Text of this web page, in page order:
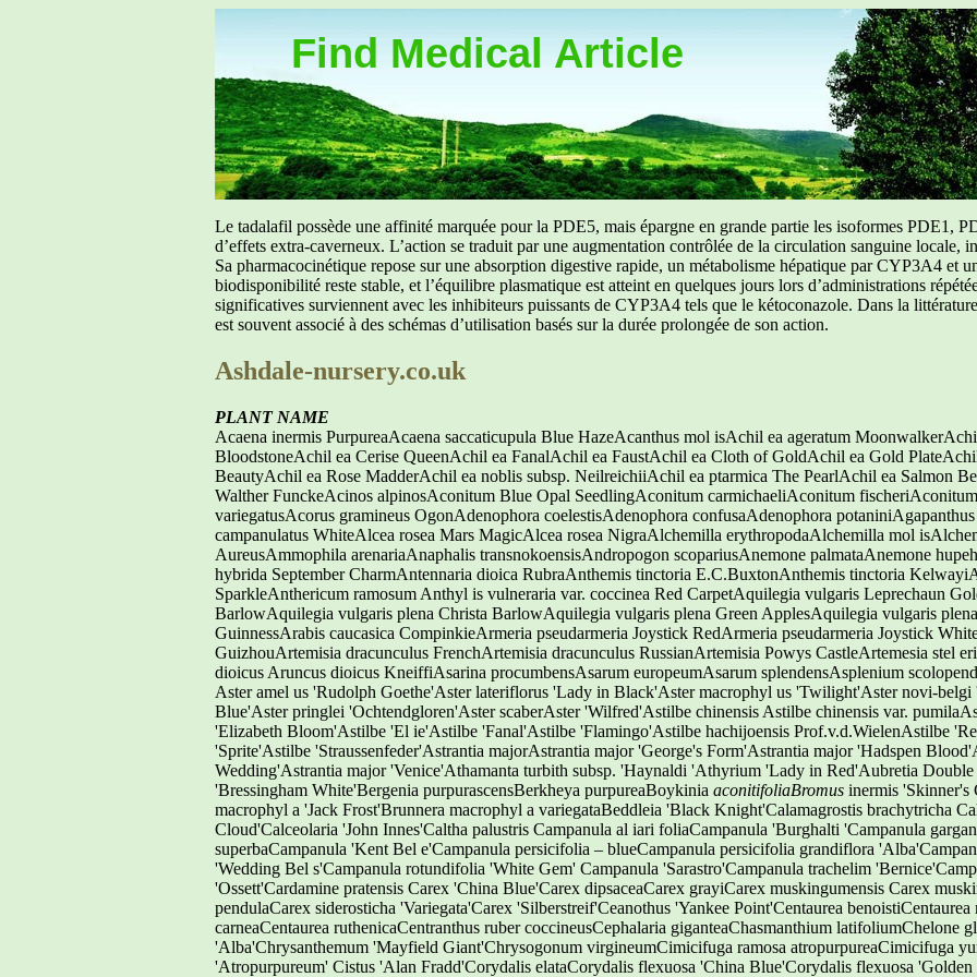
Find Medical Article
Le tadalafil possède une affinité marquée pour la PDE5, mais épargne en grande partie les isoformes PDE1,
d’effets extra-caverneux. L’action se traduit par une augmentation contrôlée de la circulation sanguine locale,
Sa pharmacocinétique repose sur une absorption digestive rapide, un métabolisme hépatique par CYP3A4 et
biodisponibilité reste stable, et l’équilibre plasmatique est atteint en quelques jours lors d’administrations
significatives surviennent avec les inhibiteurs puissants de CYP3A4 tels que le kétoconazole. Dans la
est souvent associé à des schémas d’utilisation basés sur la durée prolongée de son action.
Ashdale-nursery.co.uk
PLANT NAME
Acaena inermis PurpureaAcaena saccaticupula Blue HazeAcanthus mol isAchil ea ageratum
BloodstoneAchil ea Cerise QueenAchil ea FanalAchil ea FaustAchil ea Cloth of GoldAchil ea Gold
BeautyAchil ea Rose MadderAchil ea noblis subsp. NeilreichiiAchil ea ptarmica The PearlAchil ea Salmon
Walther FunckeAcinos alpinosAconitum Blue Opal SeedlingAconitum carmichaeliAconitum
variegatusAcorus gramineus OgonAdenophora coelestisAdenophora confusaAdenophora
campanulatus WhiteAlcea rosea Mars MagicAlcea rosea NigraAlchemilla erythropodaAlchemilla mol
AureusAmmophila arenariaAnaphalis transnokoensisAndropogon scopariusAnemone palmataAnemone
hybrida September CharmAntennaria dioica RubraAnthemis tinctoria E.C.BuxtonAnthemis tinctoria
SparkleAnthericum ramosum Anthyl is vulneraria var. coccinea Red CarpetAquilegia vulgaris Leprechaun
BarlowAquilegia vulgaris plena Christa BarlowAquilegia vulgaris plena Green ApplesAquilegia vulgaris
GuinnessArabis caucasica CompinkieArmeria pseudarmeria Joystick RedArmeria pseudarmeria Joystick
GuizhouArtemisia dracunculus FrenchArtemisia dracunculus RussianArtemisia Powys CastleArtemesia stel
dioicus Aruncus dioicus KneiffiAsarina procumbensAsarum europeumAsarum splendensAsplenium
Aster amel us 'Rudolph Goethe'Aster lateriflorus 'Lady in Black'Aster macrophyl us 'Twilight'Aster novi-
Blue'Aster pringlei 'Ochtendgloren'Aster scaberAster 'Wilfred'Astilbe chinensis Astilbe chinensis var.
'Elizabeth Bloom'Astilbe 'El ie'Astilbe 'Fanal'Astilbe 'Flamingo'Astilbe hachijoensis Prof.v.d.WielenAstilbe
'Sprite'Astilbe 'Straussenfeder'Astrantia majorAstrantia major 'George's Form'Astrantia major 'Hadspen
Wedding'Astrantia major 'Venice'Athamanta turbith subsp. 'Haynaldi 'Athyrium 'Lady in Red'Aubretia Double
'Bressingham White'Bergenia purpurascensBerkheya purpureaBoykinia aconitifoliaBromus inermis 'Skinner's Gold'Brunnera macrophyl aBrunnera macrophyl a 'Jack Frost'Brunnera macrophyl a variegataBeddleia 'Black Knight'Calamagrostis brachytricha Calamintha nepeta 'Blue Cloud'Calceolaria 'John Innes'Caltha palustris Campanula al iari foliaCampanula 'Burghalti 'Campanula garganicaCampanula glomerata superbaCampanula 'Kent Bel e'Campanula persicifolia – blueCampanula persicifolia grandiflora 'Alba'Campanula poscharskyanaCampanula punctata 'Wedding Bel s'Campanula rotundifolia 'White Gem' Campanula 'Sarastro'Campanula trachelim 'Bernice'Campanula x symphyandra 'Ossett'Cardamine pratensis Carex 'China Blue'Carex dipsaceaCarex grayiCarex muskingumensis Carex muskingumensis 'Little Midget'Carex pendulaCarex siderosticha 'Variegata'Carex 'Silberstreif'Ceanothus 'Yankee Point'Centaurea benoistiCentaurea montanaCentaurea montana carneaCentaurea ruthenicaCentranthus ruber coccineusCephalaria giganteaChasmanthium latifoliumChelone glabraChelone obliquaChelone obliqua 'Alba'Chrysanthemum 'Mayfield Giant'Chrysogonum virgineumCimicifuga ramosa atropurpureaCimicifuga yunnanensisCirsium rivulare 'Atropurpureum' Cistus 'Alan Fradd'Corydalis elataCorydalis flexuosa 'China Blue'Corydalis flexuosa 'Golden Panda'Cosmos atrosanguineus 'Chocolate'Crocosmia x crocosmifloraCrocosmia 'Lucifer'Crocosmia 'Zeal Tan'Cryptotaenia japonica 'Atropurpurea'Cymbalaria pal ida 'Albiflora' Cynoglossum nervosumCytisus scoparius 'Andreanus'Cyrtomium fortuneiDahlia 'Happy Flame'Delosperma sutherlandi 'Peach Star'Delphinium 'Black Knight'Delphinium elatum 'Green Twist'Delphinium elatum 'Misty Mauves'Delphinium elatum 'Pagan Purples'Delphinium elatum 'Sweethearts'Delphinium 'Galahad'Delphinium 'Magic Fountains'Delphinium 'Pacific Giants'Delphinium 'Summer Skies'Deschampsia cespitosa 'Pixie Fountain'Dianel a tasmanica 'Tas Red'Dianthus arenarius f. nanus 'Little Maiden'Dianthus deltoides 'Nelli' Dianthus gratianopolitanusDianthus serotinus Dicentra formosaDicentra formosa 'Luxuriant'Dicentra spectabilis Dicentra spectabilis 'Alba'Digitalis ambigua (grandiflora) Digitalis lanata 'Café Crème' Digitalis thapsiDisporopsis fusco-pictaDisporopsis pernyiDryopteris erythrosora 'Prolifera'Dryopteris filix-mas Linearis PolydactylaEcheveria glaucaEchinacea 'Hot Papaya'Echinacea purpurea Echinacea purpurea 'Bravado'Echinops bannaticus 'Blue Glow'Echium russicum rubrumElymus magellanicusEpimedium 'Arctic Wings'Epimedium grandiflorum 'Lilafee'Epimedium youngianum 'Niveum' Epimedium × perralchicum 'Frohnleiten'Epimedium x rubrumEpipactis giganteaEragrostis spectabilisErigeron 'Adria'Erigeron glaucusErigeron glaucus ''Sea Breeze'Erigeron 'Profusion'Erigeron 'Schneewittchen'Erigeron speciosus 'Azure Beauty'Erigeron 'Strahlenmeer'Erigeron 'White Quakeress'Eryngium planum 'Blaukappe'Eryngium planum 'Blue Glitter'Eryngium variifolium 'Miss Marble'Erysimum 'Bowles Mauve'Erysimum 'Constant Cheer'Erysimum linifolium VariegatumEuonymus 'Emerald Gaiety'Euonymus 'Emerald n Gold'Eupatorium aromaticumEupatorium cannabinum 'Flore Pleno'Eupatorium purpureumEuphorbia amygdaloides robbiaeEuphorbia characias 'Silver Swan'Euphorbia cyparissias 'Fens Ruby'Euphorbia robbiae 'Redbud'Filipendula rubra 'Venusta'Filipendula